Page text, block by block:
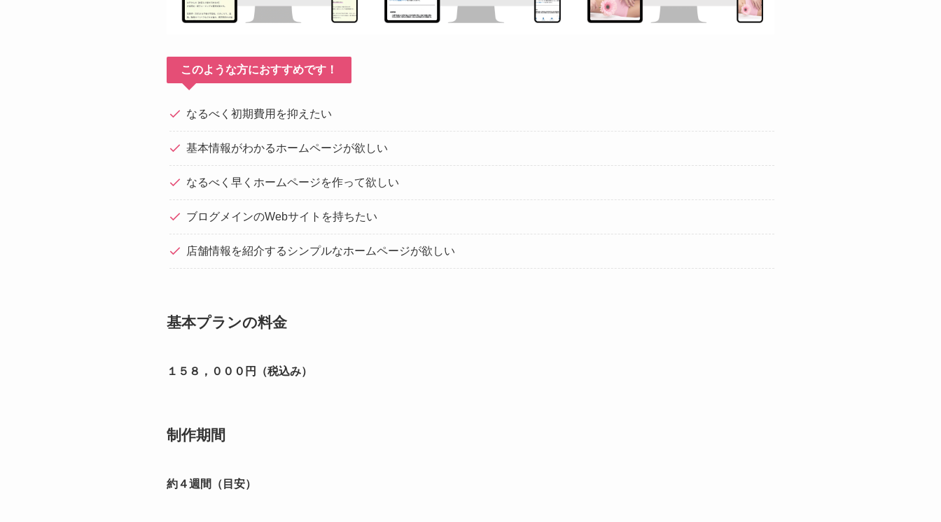
このような方におすすめです！
なるべく初期費用を抑えたい
基本情報がわかるホームページが欲しい
なるべく早くホームページを作って欲しい
ブログメインのWebサイトを持ちたい
店舗情報を紹介するシンプルなホームページが欲しい
基本プランの料金
１５８，０００円（税込み）
制作期間
約４週間（目安）